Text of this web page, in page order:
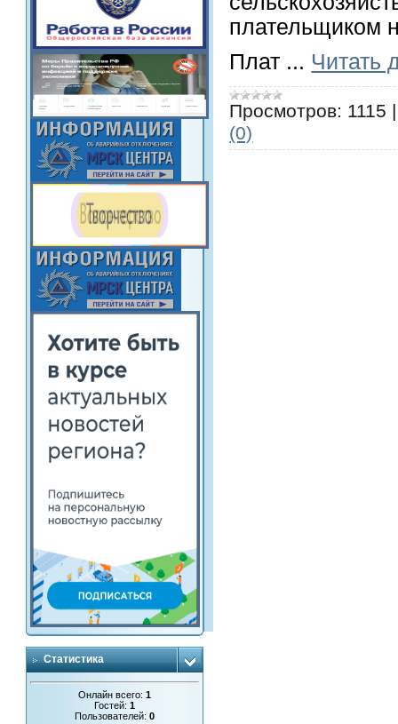
Статистика
Онлайн всего:1
Гостей:1
Пользователей:0
плательщиком
Плат ... Читать
Просмотров: 1115
(0)